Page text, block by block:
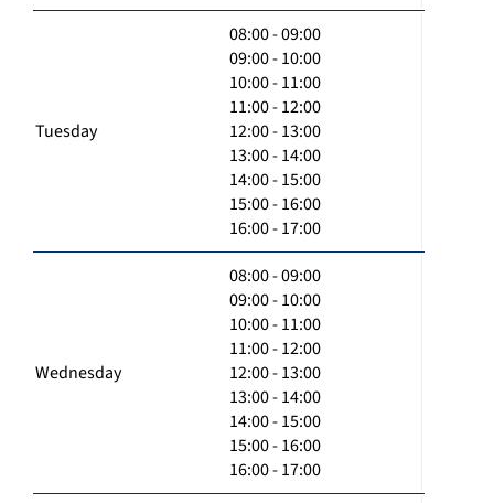
Tuesday
08:00 - 09:00
09:00 - 10:00
10:00 - 11:00
11:00 - 12:00
12:00 - 13:00
13:00 - 14:00
14:00 - 15:00
15:00 - 16:00
16:00 - 17:00
Wednesday
08:00 - 09:00
09:00 - 10:00
10:00 - 11:00
11:00 - 12:00
12:00 - 13:00
13:00 - 14:00
14:00 - 15:00
15:00 - 16:00
16:00 - 17:00